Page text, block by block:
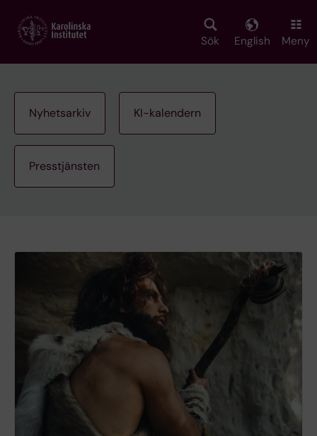
main
Sök English Meny
Nyhetsarkiv KI-kalendern
Presstjänsten